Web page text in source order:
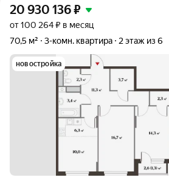
20 930 136₽
от 100 264 ₽ в месяц
70,5 м²
3-комн. квартира 2 этаж из 6
новостройка